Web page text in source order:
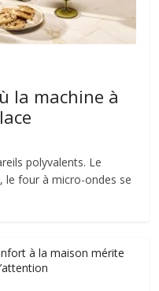
la machine à
polyvalents. Le
le four à micro-ondes se
à la maison mérite